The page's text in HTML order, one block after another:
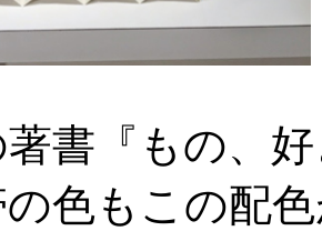
書『もの、
色もこの配